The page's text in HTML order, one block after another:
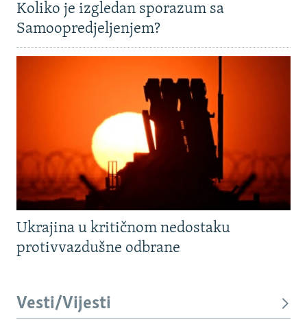
Koliko je izgledan sporazum sa
Samoopredjeljenjem?
Ukrajina u kritičnom nedostaku
protivvazdušne odbrane
Vesti/Vijesti